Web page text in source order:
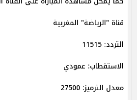
قناة "الرياضة" المغربية
التردد: 11515
الاستقطاب: عمودي
معدل الترميز: 27500